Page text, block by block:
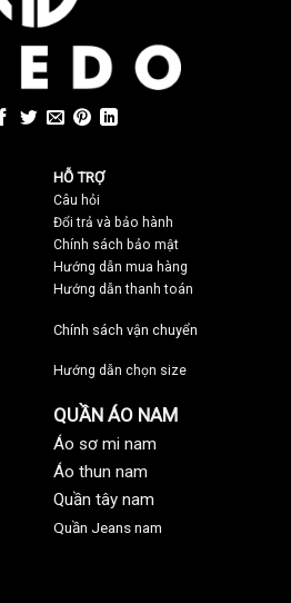
HỖ TRỢ
Câu hỏi
Đổi trả và bảo hành
Chính sách bảo mật
Hướng dẫn mua hàng
Hướng dẫn thanh toán
Chính sách vận chuyển
Hướng dẫn chọn size
QUẦN ÁO NAM
Áo sơ mi nam
Áo thun nam
Quần tây nam
Quần Jeans nam